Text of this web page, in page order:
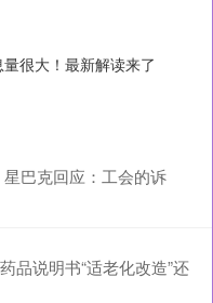
很大！最新解读来了
巴克回应：工会的诉
品说明书“适老化改造”还